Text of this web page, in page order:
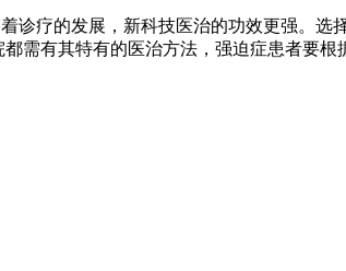
诊疗的发展，新科技医治的功效更强。
需有其特有的医治方法，强迫症患者要根